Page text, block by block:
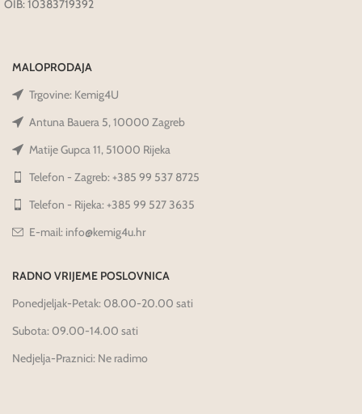
OIB: 10383719392
MALOPRODAJA
Trgovine: Kemig4U
Antuna Bauera 5, 10000 Zagreb
Matije Gupca 11, 51000 Rijeka
Telefon - Zagreb: +385 99 537 8725
Telefon - Rijeka: +385 99 527 3635
E-mail: info@kemig4u.hr
RADNO VRIJEME POSLOVNICA
Ponedjeljak-Petak: 08.00-20.00 sati
Subota: 09.00-14.00 sati
Nedjelja-Praznici: Ne radimo